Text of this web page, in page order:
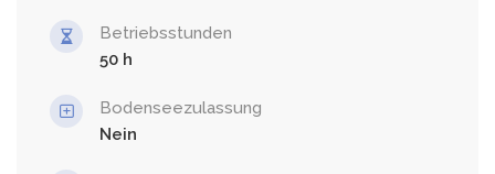
Betriebsstunden
50
Bodenseezulassung
Nein